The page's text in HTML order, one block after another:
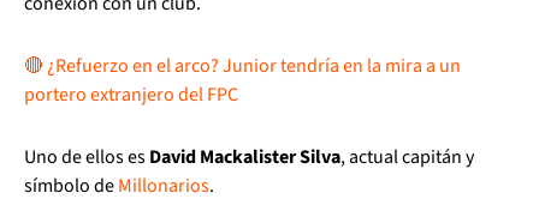
🔴 ¿Refuerzo en el arco? Junior tendría en la mira a un
portero extranjero del FPC
Uno de ellos esDavid Mackalister Silva, actual capitán y
símbolo deMillonarios.